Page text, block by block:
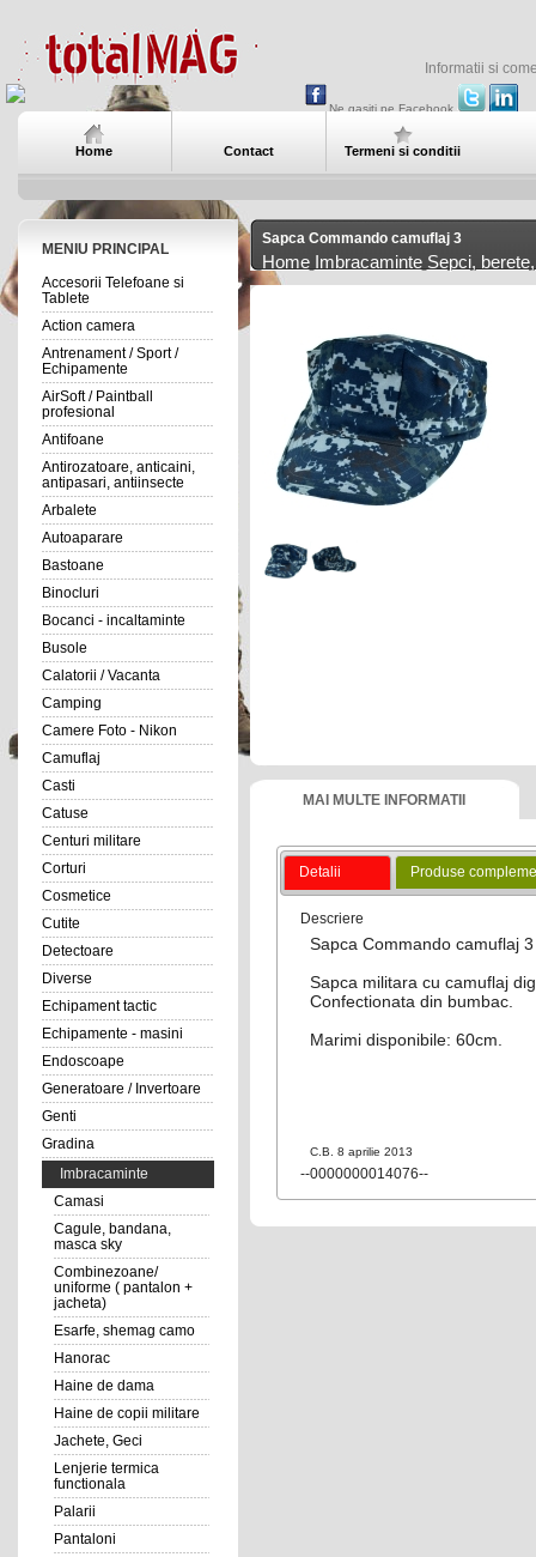
Informatii si
Ne gasiti pe Facebook
Home Contact Termeni si conditii
MENIU PRINCIPAL
Accesorii Telefoane si
Tablete
Action camera
Antrenament / Sport /
Echipamente
AirSoft / Paintball
profesional
Antifoane
Antirozatoare, anticaini,
antipasari, antiinsecte
Arbalete
Autoaparare
Bastoane
Binocluri
Bocanci - incaltaminte
Busole
Calatorii / Vacanta
Camping
Camere Foto - Nikon
Camuflaj
Casti
Catuse
Centuri militare
Corturi
Cosmetice
Cutite
Detectoare
Diverse
Echipament tactic
Echipamente - masini
Endoscoape
Generatoare / Invertoare
Genti
Gradina
Imbracaminte
Camasi
Cagule, bandana,
masca sky
Combinezoane/
uniforme ( pantalon +
jacheta)
Esarfe, shemag camo
Hanorac
Haine de dama
Haine de copii militare
Jachete, Geci
Lenjerie termica
functionala
Palarii
Pantaloni
Sapca Commando camuflaj 3
Home Imbracaminte Sepci,
MAI MULTE INFORMATII
Detalii Produse
Descriere
Sapca Commandocamuflaj3
Sapca militara cu camuflaj
Confectionata din bumbac.
Marimi disponibile: 60cm.
C.B. 8 aprilie 2013
--0000000014076--